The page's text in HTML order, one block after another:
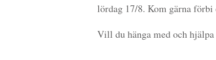
lördag 17/8. Kom gärna
Vill du hänga med och